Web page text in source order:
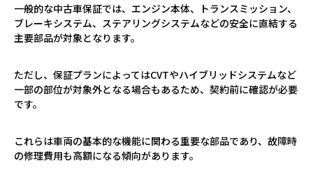
一般的な中古車保証では、エンジン本体、トランスミッション、
ブレーキシステム、ステアリングシステムなどの安全に直結する
主要部品が対象となります。
ただし、保証プランによってはCVTやハイブリッドシステムなど
一部の部位が対象外となる場合もあるため、契約前に確認が必要
です。
これらは車両の基本的な機能に関わる重要な部品であり、故障時
の修理費用も高額になる傾向があります。